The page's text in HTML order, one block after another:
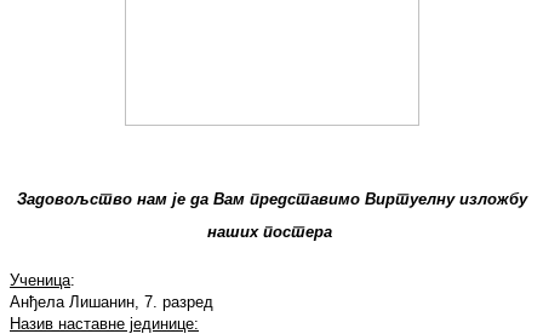
Задовољство нам је да Вам представимо Виртуелну изложбу
наших постера
Ученица:
Анђела Лишанин, 7. разред
Назив наставне јединице: